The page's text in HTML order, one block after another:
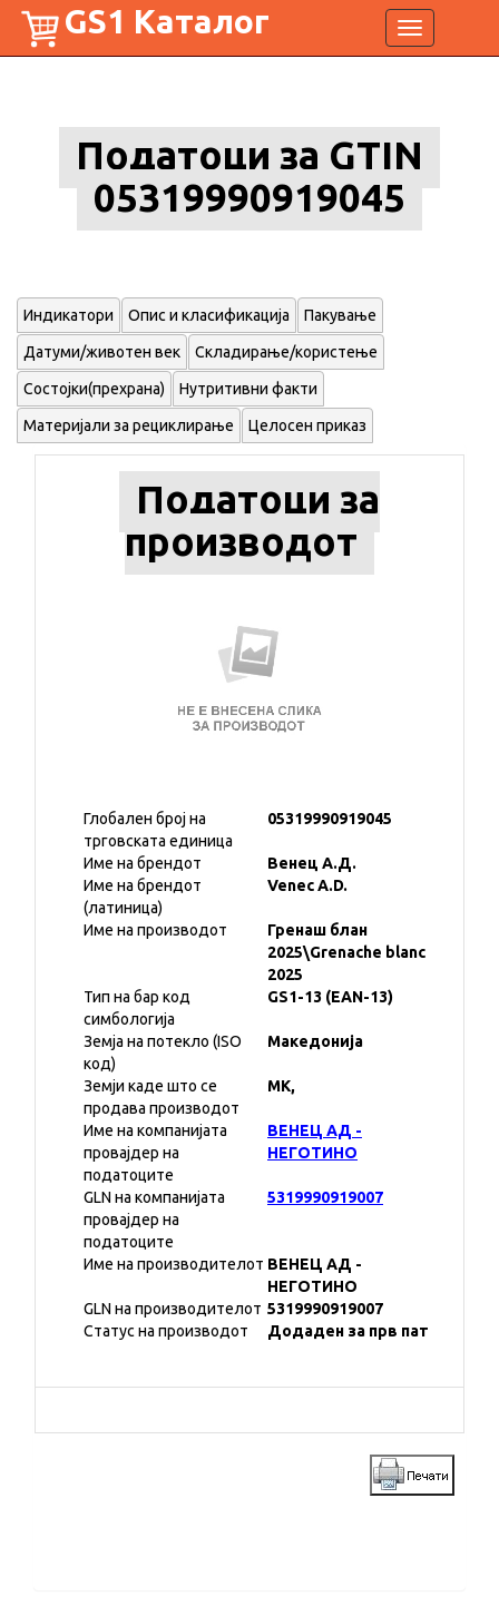
Toggle
navigation
GS1 Каталог
Податоци за GTIN
05319990919045
Индикатори Опис и класификација Пакување
Датуми/животен век Складирање/користење
Состојки(прехрана) Нутритивни факти
Материјали за рециклирање Целосен приказ
Податоци за
производот
Глобален број на
трговската единица
05319990919045
Име на брендот
Венец А.Д.
Име на брендот
(латиница)
Venec A.D.
Име на производот
Гренаш блан
2025\Grenache blanc
2025
Тип на бар код
симбологија
GS1-13 (EAN-13)
Земја на потекло (ISO
код)
Македонија
Земји каде што се
продава производот
MK,
Име на компанијата
провајдер на
податоците
ВЕНЕЦ АД -
НЕГОТИНО
GLN на компанијата
провајдер на
податоците
5319990919007
Име на производителот ВЕНЕЦ АД -
НЕГОТИНО
GLN на производителот 5319990919007
Статус на производот
Додаден за прв пат